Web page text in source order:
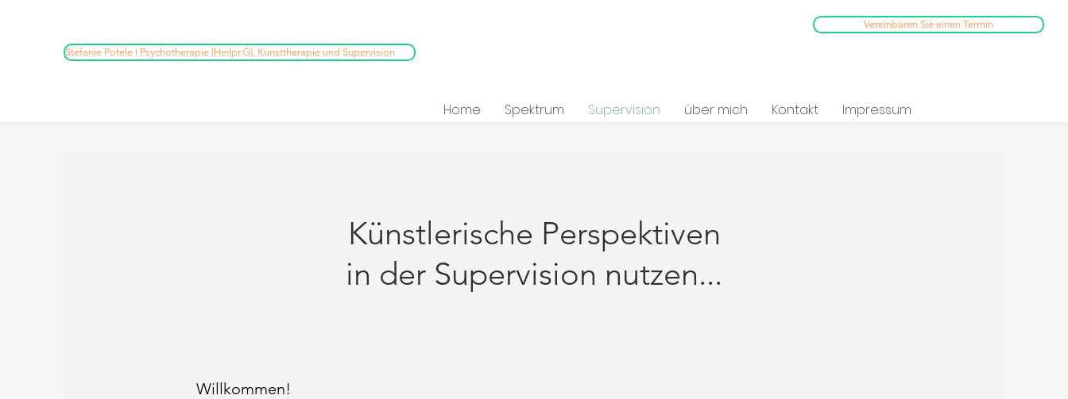
Stefanie Potele I Psychotherapie (Heilpr.G), Kunsttherapie und Supervision
Vereinbaren Sie einen Termin
Home Spektrum Supervision über mich Kontakt Impressum
Künstlerische Perspektiven
in der Supervision nutzen...
Willkommen!